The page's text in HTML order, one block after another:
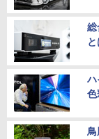
総
ハ
色
鳥